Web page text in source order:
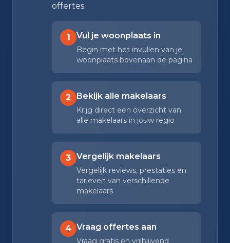
offertes:
1 Vul je woonplaats in
Begin met het invullen van je
woonplaats bovenaan de pagina
2 Bekijk alle makelaars
Krijg direct een overzicht van
alle makelaars in jouw regio
3 Vergelijk makelaars
Vergelijk reviews, prestaties en
tarieven van verschillende
makelaars
4 Vraag offertes aan
Vraag gratis en vrijblijvend